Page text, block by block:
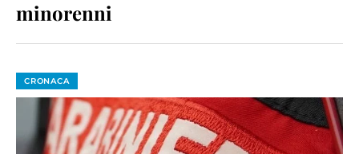
minorenni
CRONACA